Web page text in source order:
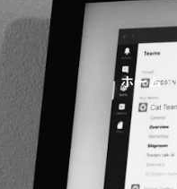
ホーム»